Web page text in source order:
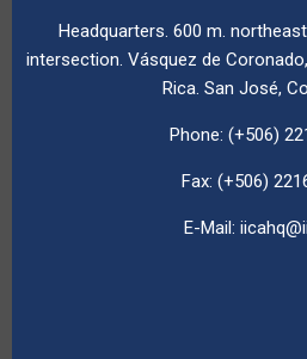
Headquarters. 600 m.
intersection. Vásquez de
Rica. San José,
Phone: (+506)
Fax: (+506)
E-Mail: